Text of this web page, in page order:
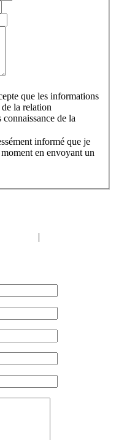
que les informations
la relation
de la
informé que je
en envoyant un
|